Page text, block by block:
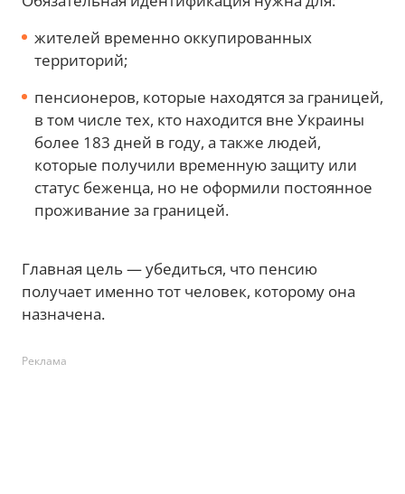
жителей временно оккупированных
территорий;
пенсионеров, которые находятся за границей,
в том числе тех, кто находится вне Украины
более 183 дней в году, а также людей,
которые получили временную защиту или
статус беженца, но не оформили постоянное
проживание за границей.
Главная цель — убедиться, что пенсию
получает именно тот человек, которому она
назначена.
Реклама